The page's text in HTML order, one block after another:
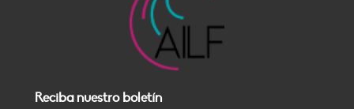
Reciba nuestro boletín